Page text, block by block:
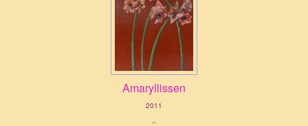
Amaryllissen
2011
..